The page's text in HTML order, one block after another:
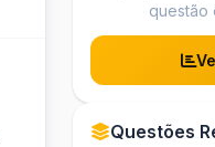
questão
Questões